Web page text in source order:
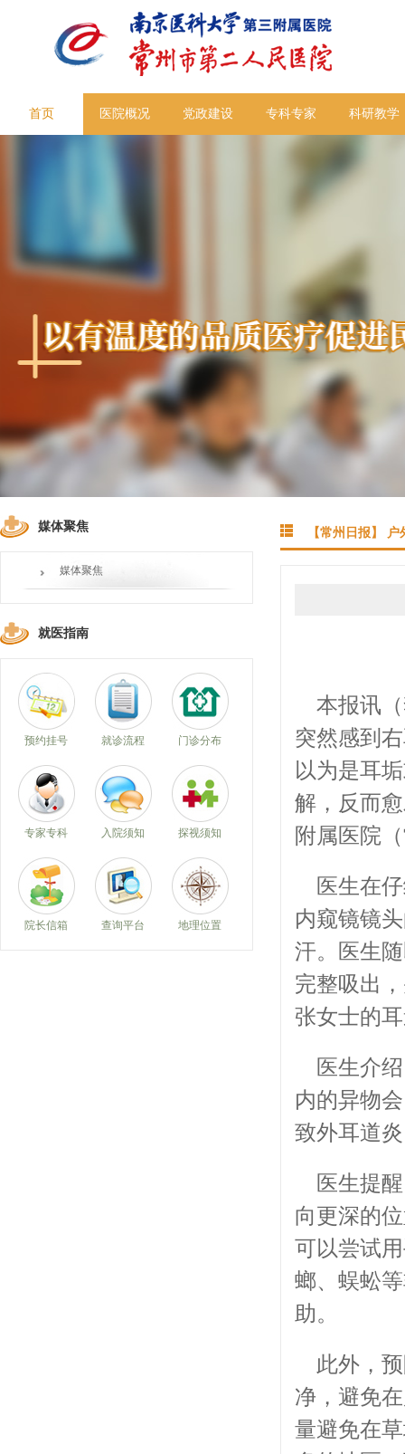
首页 医院概况 党政建设 专科专家 科研教学
媒体聚焦
媒体聚焦
就医指南
预约挂号 就诊流程 门诊分布
专家专科 入院须知 探视须知
院长信箱 查询平台 地理位置
【常州日报】
本报讯
突然感到
以为是耳
解，反而
附属医院
医生在
内窥镜镜
汗。医生
完整吸出
张女士的
医生介
内的异物
致外耳道
医生提
向更深的
可以尝试
螂、蜈蚣
助。
此外，
净，避免
量避免在